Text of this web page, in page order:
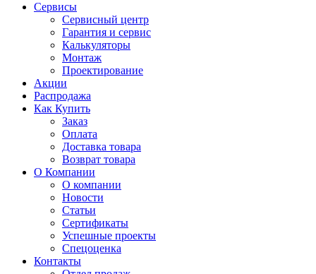
Сервисы
Сервисный центр
Гарантия и сервис
Калькуляторы
Монтаж
Проектирование
Акции
Распродажа
Как Купить
Заказ
Оплата
Доставка товара
Возврат товара
О Компании
О компании
Новости
Статьи
Сертификаты
Успешные проекты
Спецоценка
Контакты